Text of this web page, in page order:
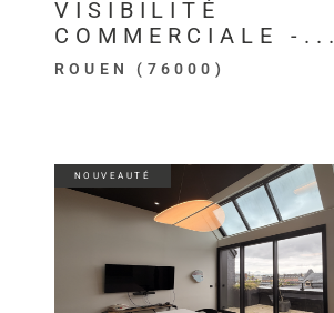
VISIBILITÉ
COMMERCIALE -...
ROUEN (76000)
NOUVEAUTÉ
VOIR LE BIEN